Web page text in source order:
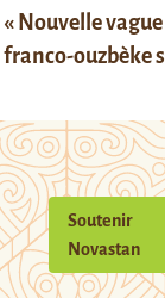
« Nouvelle
franco-ouzbèke
Soutenir
Novastan